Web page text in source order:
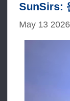
SunSirs:
May 13